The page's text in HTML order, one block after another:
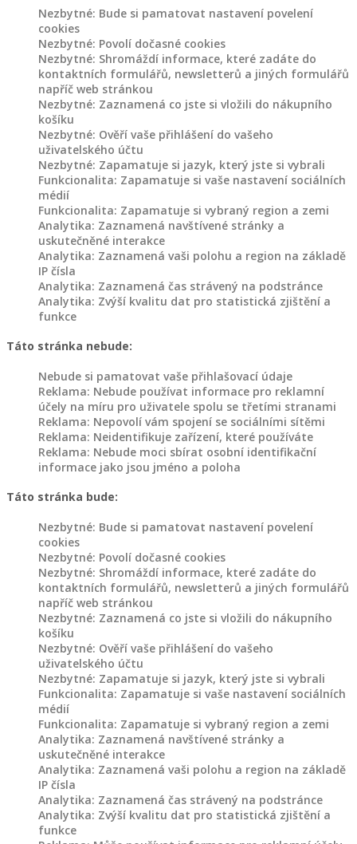
SPOKOJENÝ
ZÁKAZNÍCI
TVORBA
KONTAKT
Nezbytné: Bude si pamatovat nastavení povelení
cookies
Nezbytné: Povolí dočasné cookies
Nezbytné: Shromáždí informace, které zadáte do
kontaktních formulářů, newsletterů a jiných formulářů
napříč web stránkou
Nezbytné: Zaznamená co jste si vložili do nákupního
košíku
Nezbytné: Ověří vaše přihlášení do vašeho
uživatelského účtu
Nezbytné: Zapamatuje si jazyk, který jste si vybrali
Funkcionalita: Zapamatuje si vaše nastavení sociálních
médií
Funkcionalita: Zapamatuje si vybraný region a zemi
Analytika: Zaznamená navštívené stránky a
uskutečněné interakce
Analytika: Zaznamená vaši polohu a region na základě
IP čísla
Analytika: Zaznamená čas strávený na podstránce
Analytika: Zvýší kvalitu dat pro statistická zjištění a
funkce
Táto stránka nebude:
Nebude si pamatovat vaše přihlašovací údaje
Reklama: Nebude používat informace pro reklamní
účely na míru pro uživatele spolu se třetími stranami
Reklama: Nepovolí vám spojení se sociálními sítěmi
Reklama: Neidentifikuje zařízení, které používáte
Reklama: Nebude moci sbírat osobní identifikační
informace jako jsou jméno a poloha
Táto stránka bude:
Nezbytné: Bude si pamatovat nastavení povelení
cookies
Nezbytné: Povolí dočasné cookies
Nezbytné: Shromáždí informace, které zadáte do
kontaktních formulářů, newsletterů a jiných formulářů
napříč web stránkou
Nezbytné: Zaznamená co jste si vložili do nákupního
košíku
Nezbytné: Ověří vaše přihlášení do vašeho
uživatelského účtu
Nezbytné: Zapamatuje si jazyk, který jste si vybrali
Funkcionalita: Zapamatuje si vaše nastavení sociálních
médií
Funkcionalita: Zapamatuje si vybraný region a zemi
Analytika: Zaznamená navštívené stránky a
uskutečněné interakce
Analytika: Zaznamená vaši polohu a region na základě
IP čísla
Analytika: Zaznamená čas strávený na podstránce
Analytika: Zvýší kvalitu dat pro statistická zjištění a
funkce